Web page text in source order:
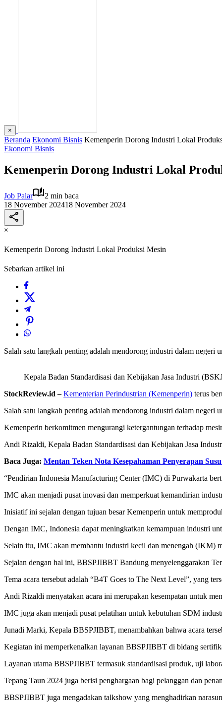
×
Beranda Ekonomi Bisnis Kemenperin Dorong Industri Lokal
Ekonomi Bisnis
Kemenperin Dorong Industri Lokal
Job Palar
2 min baca
18 November 202418 November 2024
×
Kemenperin Dorong Industri Lokal Produksi Mesin
Sebarkan artikel ini
Salah satu langkah penting adalah mendorong industri dalam negeri
Kepala Badan Standardisasi dan Kebijakan Jasa Industri
StockReview.id – Kementerian Perindustrian (Kemenperin) terus
Salah satu langkah penting adalah mendorong industri dalam negeri
Kemenperin berkomitmen mengurangi ketergantungan terhadap
Andi Rizaldi, Kepala Badan Standardisasi dan Kebijakan Jasa
Baca Juga: Mentan Teken Nota Kesepahaman Penyerapan
“Pendirian Indonesia Manufacturing Center (IMC) di Purwakarta
IMC akan menjadi pusat inovasi dan memperkuat kemandirian
Inisiatif ini sejalan dengan tujuan besar Kemenperin untuk
Dengan IMC, Indonesia dapat meningkatkan kemampuan industri
Selain itu, IMC akan membantu industri kecil dan menengah (IKM)
Sejalan dengan hal ini, BBSPJIBBT Bandung menyelenggarakan
Tema acara tersebut adalah “B4T Goes to The Next Level”, yang
Andi Rizaldi menyatakan acara ini merupakan kesempatan untuk
IMC juga akan menjadi pusat pelatihan untuk kebutuhan SDM
Junadi Marki, Kepala BBSPJIBBT, menambahkan bahwa acara
Kegiatan ini memperkenalkan layanan BBSPJIBBT di bidang
Layanan utama BBSPJIBBT termasuk standardisasi produk, uji
Tepang Taun 2024 juga berisi penghargaan bagi pelanggan dan
BBSPJIBBT juga mengadakan talkshow yang menghadirkan